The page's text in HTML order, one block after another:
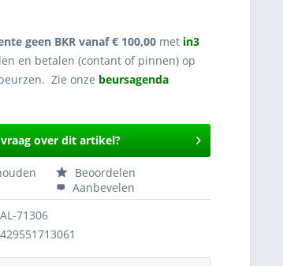
geen BKR vanaf € 100,00 met in3
en betalen (contant of pinnen) op
Zie onze beursagenda
over dit artikel?
Beoordelen
Aanbevelen
71306